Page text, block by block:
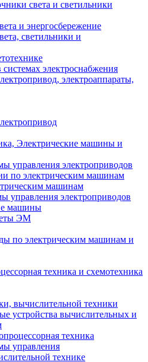
света и светильники
и энергосбережение
светильники и
электроснабжения
электроаппараты,
Электрические машины и
управления электроприводов
по электрическим машинам
машинам
управления электроприводов
машины
ЭМ
по электрическим машинам и
техника и схемотехника
вычислительной техники
устройства вычислительных и
техника
управления
технике